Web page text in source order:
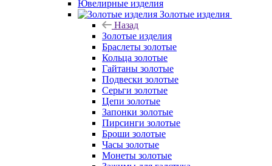
Ювелирные изделия
Золотые изделия
Назад
Золотые изделия
Браслеты золотые
Кольца золотые
Гайтаны золотые
Подвески золотые
Серьги золотые
Цепи золотые
Запонки золотые
Пирсинги золотые
Броши золотые
Часы золотые
Монеты золотые